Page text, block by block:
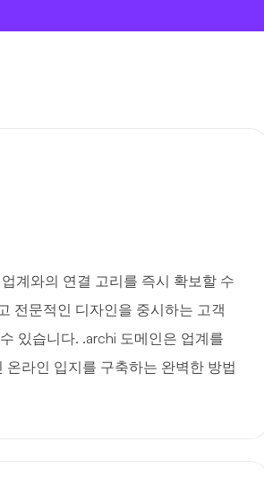
계와의 연결 고리를 즉시 확보할 수
전문적인 디자인을 중시하는 고객
있습니다. .archi 도메인은 업계를
라인 입지를 구축하는 완벽한 방법